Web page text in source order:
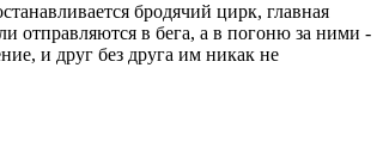
бродячий цирк, главная
отправляются в бега, а в погоню за ними -
и друг без друга им никак не